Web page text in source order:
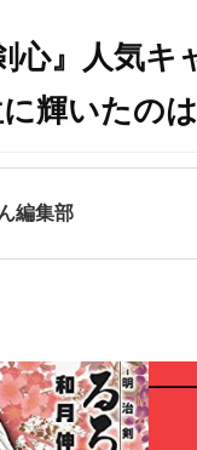
心』人気
輝いたの
編集部